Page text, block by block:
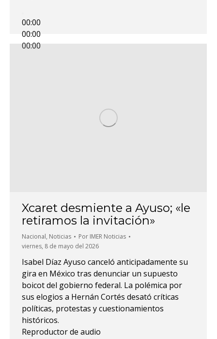
00:00
00:00
00:00
Xcaret desmiente a Ayuso; «le
retiramos la invitación»
Nacional, Noticias Por IMER Noticias
viernes, 8 de mayo del 2026
Isabel Díaz Ayuso canceló anticipadamente su
gira en México tras denunciar un supuesto
boicot del gobierno federal. La polémica por
sus elogios a Hernán Cortés desató críticas
políticas, protestas y cuestionamientos
históricos.
Reproductor de audio